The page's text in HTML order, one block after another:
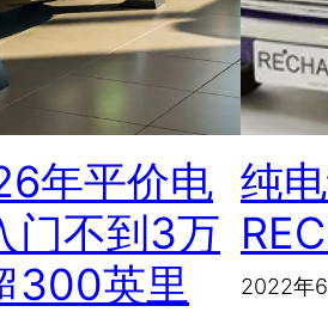
年平价电
门不到3万
300英里
纯
2022年